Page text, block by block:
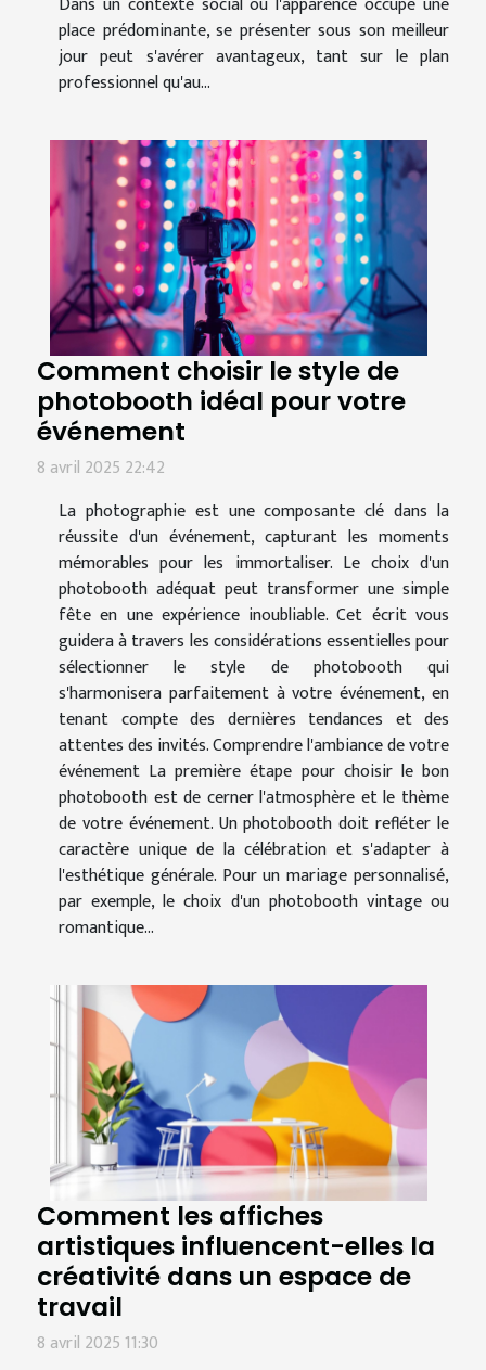
place prédominante, se présenter sous son meilleur
jour peut s'avérer avantageux, tant sur le plan
professionnel qu'au...
Comment choisir le style de
photobooth idéal pour votre
événement
8 avril 2025 22:42
La photographie est une composante clé dans la
réussite d'un événement, capturant les moments
mémorables pour les immortaliser. Le choix d'un
photobooth adéquat peut transformer une simple
fête en une expérience inoubliable. Cet écrit vous
guidera à travers les considérations essentielles pour
sélectionner le style de photobooth qui
s'harmonisera parfaitement à votre événement, en
tenant compte des dernières tendances et des
attentes des invités. Comprendre l'ambiance de votre
événement La première étape pour choisir le bon
photobooth est de cerner l'atmosphère et le thème
de votre événement. Un photobooth doit refléter le
caractère unique de la célébration et s'adapter à
l'esthétique générale. Pour un mariage personnalisé,
par exemple, le choix d'un photobooth vintage ou
romantique...
Comment les affiches
artistiques influencent-elles la
créativité dans un espace de
travail
8 avril 2025 11:30